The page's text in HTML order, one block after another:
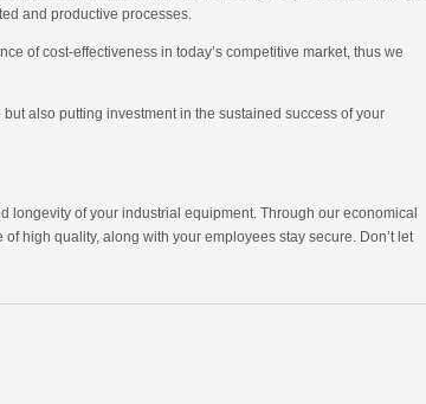
and productive processes.
of cost-effectiveness in today’s competitive market, thus we
also putting investment in the sustained success of your
longevity of your industrial equipment. Through our economical
high quality, along with your employees stay secure. Don’t let